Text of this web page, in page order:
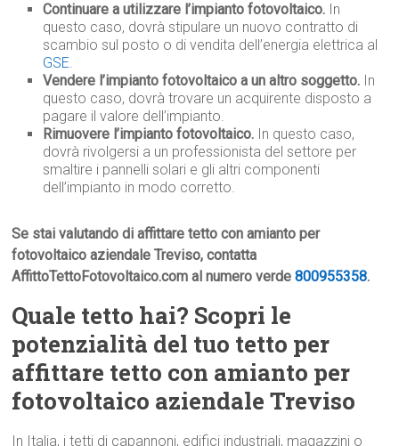
Continuare a utilizzare l’impianto fotovoltaico. In
questo caso, dovrà stipulare un nuovo contratto di
scambio sul posto o di vendita dell’energia elettrica al
GSE.
Vendere l’impianto fotovoltaico a un altro soggetto. In
questo caso, dovrà trovare un acquirente disposto a
pagare il valore dell’impianto.
Rimuovere l’impianto fotovoltaico. In questo caso,
dovrà rivolgersi a un professionista del settore per
smaltire i pannelli solari e gli altri componenti
dell’impianto in modo corretto.
Se stai valutando di affittare tetto con amianto per
fotovoltaico aziendale Treviso, contatta
AffittoTettoFotovoltaico.com al numero verde800955358.
Quale tetto hai? Scopri le
potenzialità del tuo tetto per
affittare tetto con amianto per
fotovoltaico aziendale Treviso
In Italia, i tetti di capannoni, edifici industriali, magazzini o